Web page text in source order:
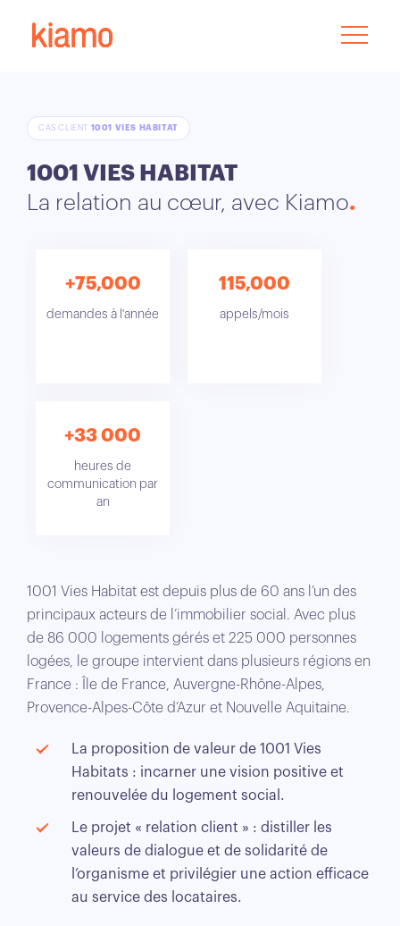
CAS CLIENT 1001 VIES HABITAT
1001 VIES HABITAT
La relation au cœur, avec Kiamo
+75,000
demandes à l'année
115,000
appels/mois
+33 000
heures de
communication par
an
1001 Vies Habitat est depuis plus de 60 ans l’un des
principaux acteurs de l’immobilier social. Avec plus
de 86 000 logements gérés et 225 000 personnes
logées, le groupe intervient dans plusieurs régions en
France : Île de France, Auvergne-Rhône-Alpes,
Provence-Alpes-Côte d’Azur et Nouvelle Aquitaine.
La proposition de valeur de 1001 Vies
Habitats : incarner une vision positive et
renouvelée du logement social .
Le projet « relation client » : distiller les
valeurs de dialogue et de solidarité de
l’organisme et privilégier une action efficace
au service des locataires.